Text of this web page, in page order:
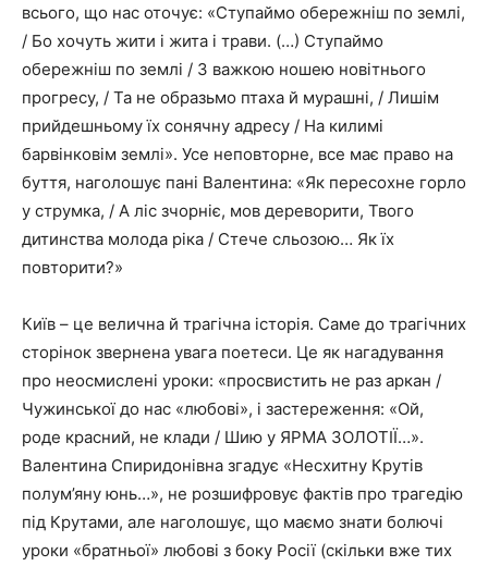
всього, що нас оточує: «Ступаймо обережніш по землі,
/ Бо хочуть жити і жита і трави. (…) Ступаймо
обережніш по землі / З важкою ношею новітнього
прогресу, / Та не образьмо птаха й мурашні, / Лишім
прийдешньому їх сонячну адресу / На килимі
барвінковім землі». Усе неповторне, все має право на
буття, наголошує пані Валентина: «Як пересохне горло
у струмка, / А ліс зчорніє, мов дереворити, Твого
дитинства молода ріка / Стече сльозою… Як їх
повторити?»
Київ – це велична й трагічна історія. Саме до трагічних
сторінок звернена увага поетеси. Це як нагадування
про неосмислені уроки: «просвистить не раз аркан /
Чужинської до нас «любові», і застереження: «Ой,
роде красний, не клади / Шию у ЯРМА ЗОЛОТІЇ…».
Валентина Спиридонівна згадує «Несхитну Крутів
полум’яну юнь…», не розшифровує фактів про трагедію
під Крутами, але наголошує, що маємо знати болючі
уроки «братньої» любові з боку Росії (скільки вже тих